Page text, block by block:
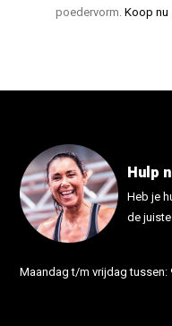
poedervorm.Koop nu
Hulp
Heb je
de
Maandag t/m vrijdag tussen: